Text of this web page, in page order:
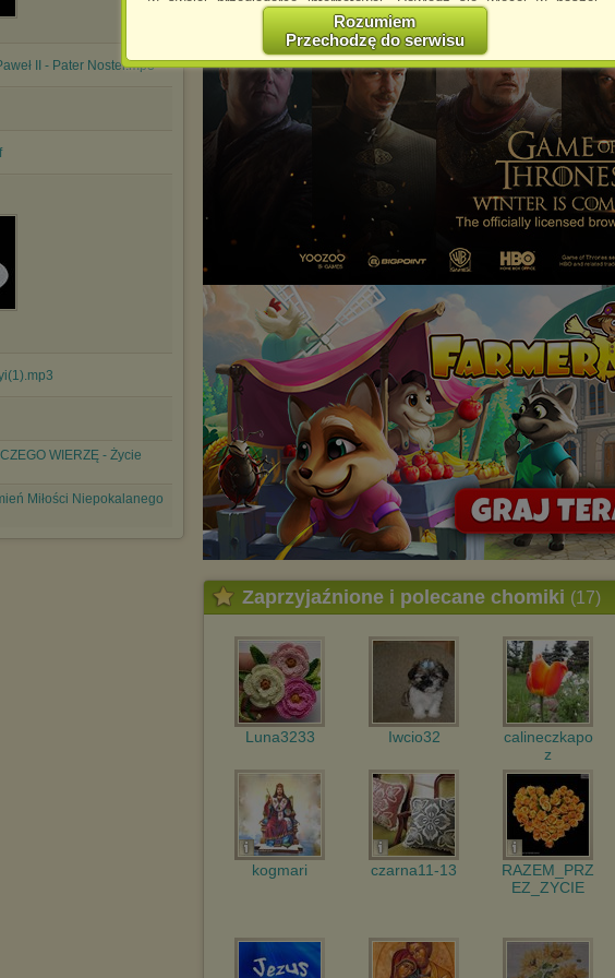
http://chomikuj.pl/PolitykaPrywatnosci.aspx
Jednocześnie informujemy że zmiana ustawień przeglądarki może
spowodować ograniczenie korzystania ze strony Chomikuj.pl.
W przypadku braku twojej zgody na akceptację cookies niestety
prosimy o opuszczenie serwisu chomikuj.pl.
Wykorzystanie plików cookiesprzez
Zaufanych Partnerów
(dostosowanie reklam do Twoich potrzeb, analiza skuteczności działań
Wyrażenie sprzeciwu spowoduje, że wyświetlana Ci reklama nie
będzie dopasowana do Twoich preferencji, a będzie to reklama
wyświetlona przypadkowo.
Istnieje możliwość zmiany ustawień przeglądarki internetowej w
sposób uniemożliwiający przechowywanie plików cookies na
urządzeniu końcowym. Można również usunąć pliki cookies,
dokonując odpowiednich zmian w ustawieniach przeglądarki
internetowej.
Pełną informację na ten temat znajdziesz pod adresem
http://chomikuj.pl/PolitykaPrywatnosci.aspx.
Rozumiem
Przechodzę do serwisu
II - Pater Noster.mp3
WIERZĘ - Życie
Miłości Niepokalanego
Zaprzyjaźnione i polecane chomiki (17)
Luna3233 Iwcio32
calineczkapo
z
kogmari czarna11-13
RAZEM_PRZ
EZ_ZYCIE